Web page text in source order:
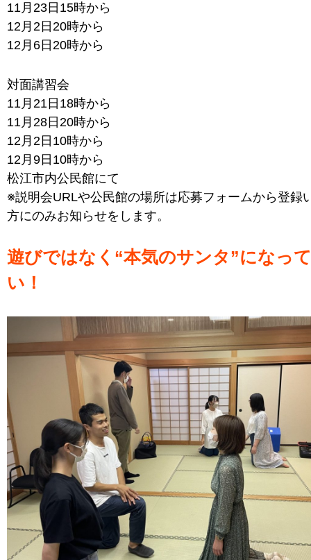
11月23日15時から
12月2日20時から
12月6日20時から
対面講習会
11月21日18時から
11月28日20時から
12月2日10時から
12月9日10時から
松江市内公民館にて
※説明会URLや公民館の場所は応募フォームから登録
方にのみお知らせをします。
遊びではなく“本気のサンタ”になっ
い！